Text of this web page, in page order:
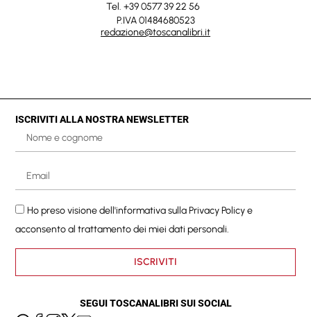
Tel. +39 0577 39 22 56
P.IVA 01484680523
redazione@toscanalibri.it
ISCRIVITI ALLA NOSTRA NEWSLETTER
Ho preso visione dell'informativa sullaPrivacy Policye
acconsento al trattamento dei miei dati personali.
ISCRIVITI
SEGUI TOSCANALIBRI SUI SOCIAL